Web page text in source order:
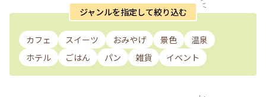
ジャンルを指定して絞り込む
カフェ スイーツ おみやげ 景色
温泉
ホテル
ごはん パン 雑貨 イベント